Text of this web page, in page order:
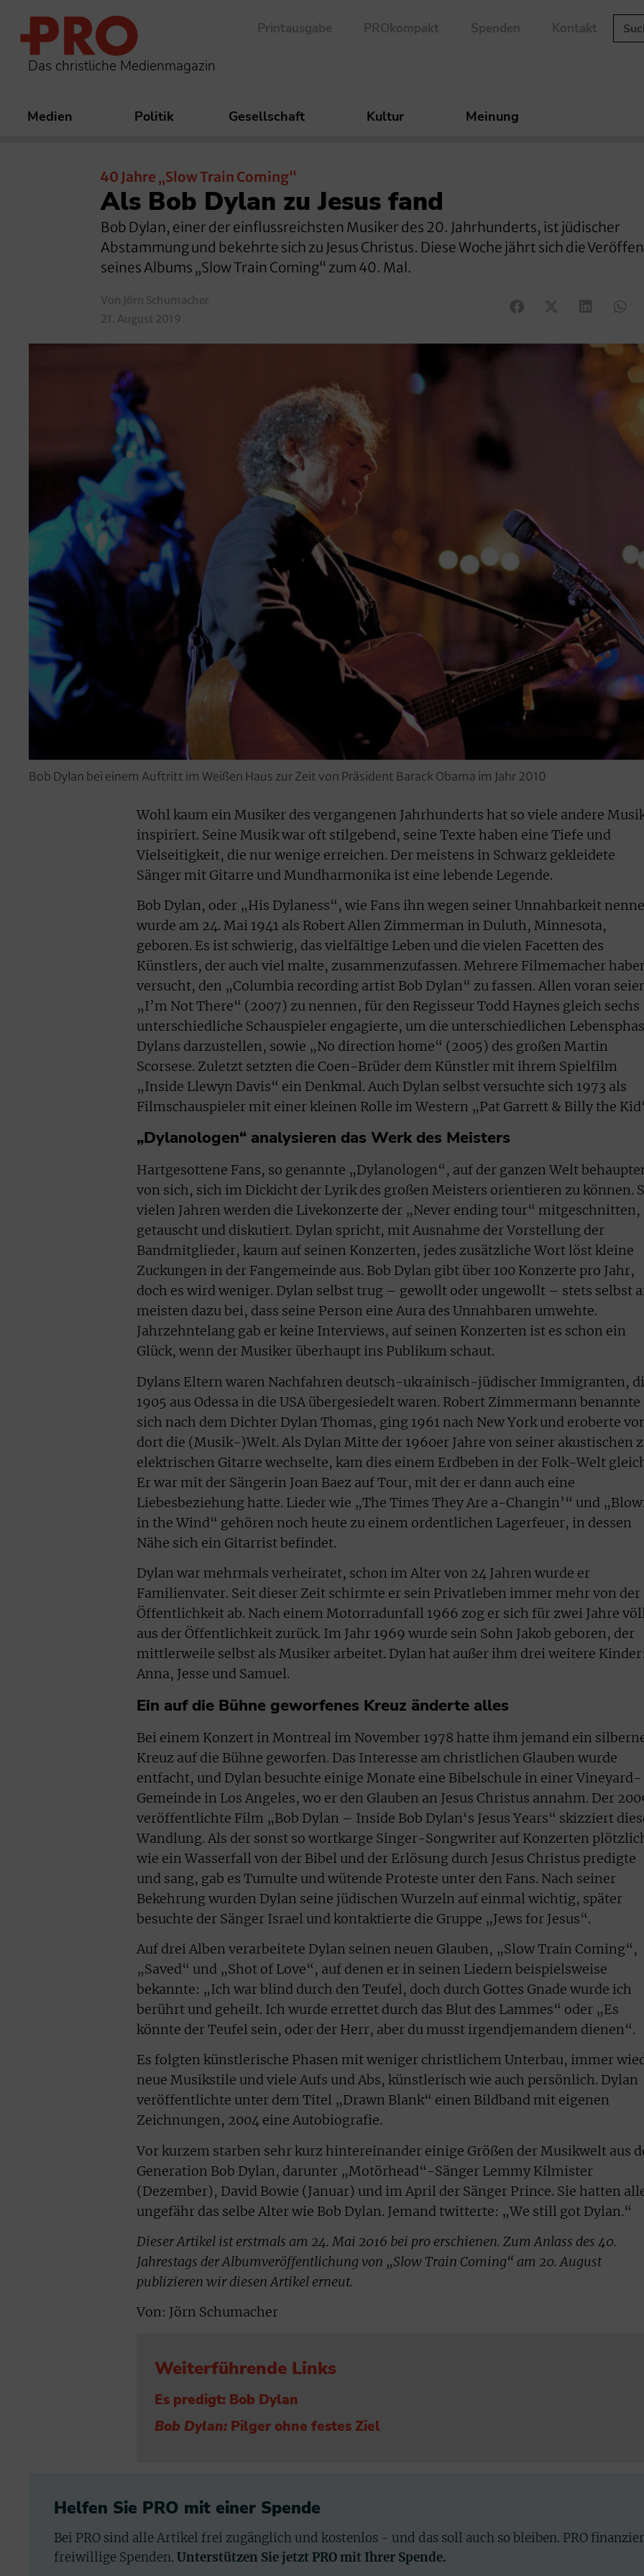
Das christliche Medienmagazin
Printausgabe PROkompakt Spenden Kontakt
Medien Politik Gesellschaft Kultur Meinung
40 Jahre „Slow Train Coming“
Als Bob Dylan zu Jesus fand
Bob Dylan, einer der einflussreichsten Musiker des 20. Jahrhunderts, ist jüdischer
Abstammung und bekehrte sich zu Jesus Christus. Diese Woche jährt sich die
seines Albums „Slow Train Coming“ zum 40. Mal.
Von Jörn Schumacher
21. August 2019
Bob Dylan bei einem Auftritt im Weißen Haus zur Zeit von Präsident Barack Obama im Jahr 2010
Wohl kaum ein Musiker des vergangenen Jahrhunderts hat so viele andere
inspiriert. Seine Musik war oft stilgebend, seine Texte haben eine Tiefe und
Vielseitigkeit, die nur wenige erreichen. Der meistens in Schwarz gekleidete
Sänger mit Gitarre und Mundharmonika ist eine lebende Legende.
Bob Dylan, oder „His Dylaness“, wie Fans ihn wegen seiner Unnahbarkeit
wurde am 24. Mai 1941 als Robert Allen Zimmerman in Duluth, Minnesota,
geboren. Es ist schwierig, das vielfältige Leben und die vielen Facetten des
Künstlers, der auch viel malte, zusammenzufassen. Mehrere Filmemacher
versucht, den „Columbia recording artist Bob Dylan“ zu fassen. Allen voran
„I’m Not There“ (2007) zu nennen, für den Regisseur Todd Haynes gleich sechs
unterschiedliche Schauspieler engagierte, um die unterschiedlichen
Dylans darzustellen, sowie „No direction home“ (2005) des großen Martin
Scorsese. Zuletzt setzten die Coen-Brüder dem Künstler mit ihrem Spielfilm
„Inside Llewyn Davis“ ein Denkmal. Auch Dylan selbst versuchte sich 1973 als
Filmschauspieler mit einer kleinen Rolle im Western „Pat Garrett & Billy the
„Dylanologen“ analysieren das Werk des Meisters
Hartgesottene Fans, so genannte „Dylanologen“, auf der ganzen Welt
von sich, sich im Dickicht der Lyrik des großen Meisters orientieren zu können.
vielen Jahren werden die Livekonzerte der „Never ending tour“ mitgeschnitten,
getauscht und diskutiert. Dylan spricht, mit Ausnahme der Vorstellung der
Bandmitglieder, kaum auf seinen Konzerten, jedes zusätzliche Wort löst kleine
Zuckungen in der Fangemeinde aus. Bob Dylan gibt über 100 Konzerte pro Jahr,
doch es wird weniger. Dylan selbst trug – gewollt oder ungewollt – stets selbst
meisten dazu bei, dass seine Person eine Aura des Unnahbaren umwehte.
Jahrzehntelang gab er keine Interviews, auf seinen Konzerten ist es schon ein
Glück, wenn der Musiker überhaupt ins Publikum schaut.
Dylans Eltern waren Nachfahren deutsch-ukrainisch-jüdischer Immigranten,
1905 aus Odessa in die USA übergesiedelt waren. Robert Zimmermann benannte
sich nach dem Dichter Dylan Thomas, ging 1961 nach New York und eroberte
dort die (Musik-)Welt. Als Dylan Mitte der 1960er Jahre von seiner akustischen
elektrischen Gitarre wechselte, kam dies einem Erdbeben in der Folk-Welt
Er war mit der Sängerin Joan Baez auf Tour, mit der er dann auch eine
Liebesbeziehung hatte. Lieder wie „The Times They Are a-Changin’“ und
in the Wind“ gehören noch heute zu einem ordentlichen Lagerfeuer, in dessen
Nähe sich ein Gitarrist befindet.
Dylan war mehrmals verheiratet, schon im Alter von 24 Jahren wurde er
Familienvater. Seit dieser Zeit schirmte er sein Privatleben immer mehr von der
Öffentlichkeit ab. Nach einem Motorradunfall 1966 zog er sich für zwei Jahre
aus der Öffentlichkeit zurück. Im Jahr 1969 wurde sein Sohn Jakob geboren, der
mittlerweile selbst als Musiker arbeitet. Dylan hat außer ihm drei weitere Kinder:
Anna, Jesse und Samuel.
Ein auf die Bühne geworfenes Kreuz änderte alles
Bei einem Konzert in Montreal im November 1978 hatte ihm jemand ein
Kreuz auf die Bühne geworfen. Das Interesse am christlichen Glauben wurde
entfacht, und Dylan besuchte einige Monate eine Bibelschule in einer Vineyard-
Gemeinde in Los Angeles, wo er den Glauben an Jesus Christus annahm. Der
veröffentlichte Film „Bob Dylan – Inside Bob Dylan‘s Jesus Years“ skizziert
Wandlung. Als der sonst so wortkarge Singer-Songwriter auf Konzerten
wie ein Wasserfall von der Bibel und der Erlösung durch Jesus Christus predigte
und sang, gab es Tumulte und wütende Proteste unter den Fans. Nach seiner
Bekehrung wurden Dylan seine jüdischen Wurzeln auf einmal wichtig, später
besuchte der Sänger Israel und kontaktierte die Gruppe „Jews for Jesus“.
Auf drei Alben verarbeitete Dylan seinen neuen Glauben, „Slow Train Coming“,
„Saved“ und „Shot of Love“, auf denen er in seinen Liedern beispielsweise
bekannte: „Ich war blind durch den Teufel, doch durch Gottes Gnade wurde ich
berührt und geheilt. Ich wurde errettet durch das Blut des Lammes“ oder „Es
könnte der Teufel sein, oder der Herr, aber du musst irgendjemandem dienen“.
Es folgten künstlerische Phasen mit weniger christlichem Unterbau, immer
neue Musikstile und viele Aufs und Abs, künstlerisch wie auch persönlich. Dylan
veröffentlichte unter dem Titel „Drawn Blank“ einen Bildband mit eigenen
Zeichnungen, 2004 eine Autobiografie.
Vor kurzem starben sehr kurz hintereinander einige Größen der Musikwelt aus
Generation Bob Dylan, darunter „Motörhead“-Sänger Lemmy Kilmister
(Dezember), David Bowie (Januar) und im April der Sänger Prince. Sie hatten
ungefähr das selbe Alter wie Bob Dylan. Jemand twitterte: „We still got Dylan.“
Dieser Artikel ist erstmals am 24. Mai 2016 bei pro erschienen. Zum Anlass des 40.
Jahrestags der Albumveröffentlichung von „Slow Train Coming“ am 20. August
publizieren wir diesen Artikel erneut.
Von: Jörn Schumacher
Weiterführende Links
Es predigt: Bob Dylan
Bob Dylan: Pilger ohne festes Ziel
Helfen Sie PRO mit einer Spende
Bei PRO sind alle Artikel frei zugänglich und kostenlos - und das soll auch so bleiben. PRO
freiwillige Spenden. Unterstützen Sie jetzt PRO mit Ihrer Spende.